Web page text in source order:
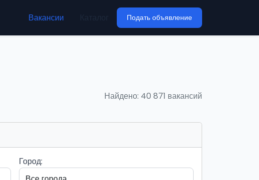
Вакансии Подать объявление
Найдено: 40 871 вакансий
Город: